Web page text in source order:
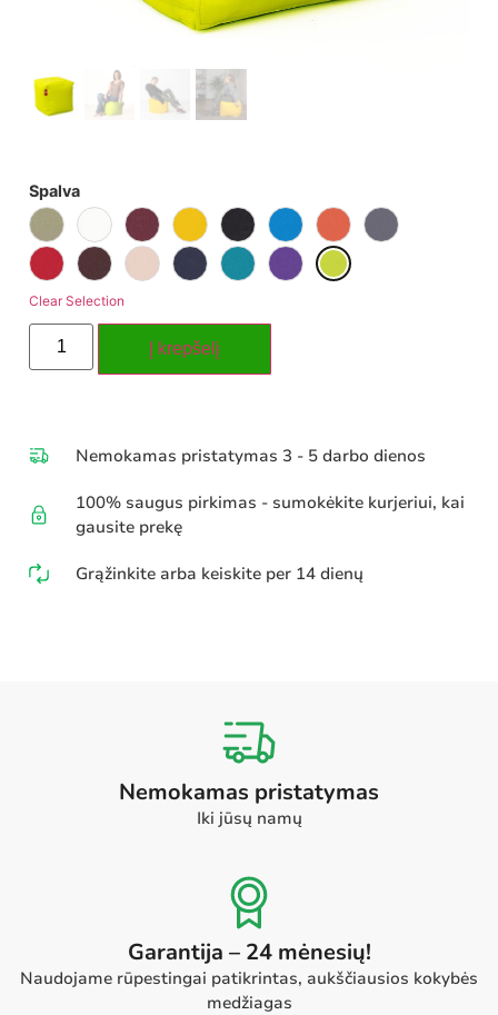
Spalva
Clear Selection
Į krepšelį
Nemokamas pristatymas 3 - 5 darbo dienos
100% saugus pirkimas - sumokėkite kurjeriui, kai
gausite prekę
Grąžinkite arba keiskite per 14 dienų
Nemokamas pristatymas
Iki jūsų namų
Garantija – 24 mėnesių!
Naudojame rūpestingai patikrintas, aukščiausios kokybės
medžiagas